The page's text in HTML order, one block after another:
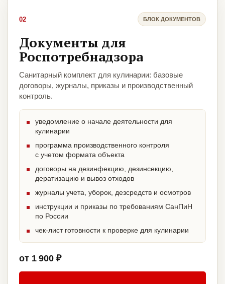
02 БЛОК ДОКУМЕНТОВ
Документы для
Роспотребнадзора
Санитарный комплект для кулинарии: базовые
договоры, журналы, приказы и производственный
контроль.
уведомление о начале деятельности для
кулинарии
программа производственного контроля
с учетом формата объекта
договоры на дезинфекцию, дезинсекцию,
дератизацию и вывоз отходов
журналы учета, уборок, дезсредств и осмотров
инструкции и приказы по требованиям СанПиН
по России
чек-лист готовности к проверке для кулинарии
от 1 900 ₽